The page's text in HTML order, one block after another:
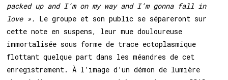
packed up and I’m on my way and I’m gonna fall in
love ». Le groupe et son public se sépareront sur
cette note en suspens, leur mue douloureuse
immortalisée sous forme de trace ectoplasmique
flottant quelque part dans les méandres de cet
enregistrement. À l’image d’un démon de lumière